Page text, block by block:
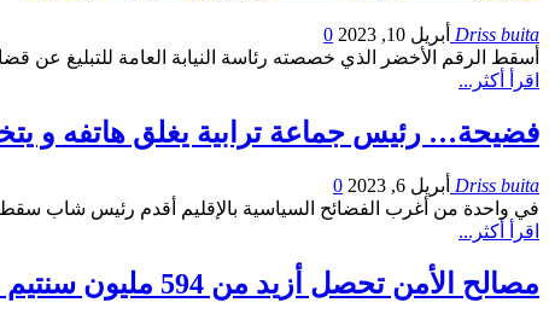
Driss buita أبريل 10, 2023
0
أسقط الرقم الأخضر الذي خصصته رئاسة النيابة العامة للتبليغ عن
اقرأ أكثر...
فضيحة… رئيس جماعة ترابية يغلق هاتفه و
Driss buita أبريل 6, 2023
0
في واحدة من أغرب الفضائح السياسية بالإقليم أقدم رئيس شاب سقط
اقرأ أكثر...
مصالح الأمن تحصل أزيد من 594 مليون سنتيم من مخالفات السير خلال اسبوع فقط